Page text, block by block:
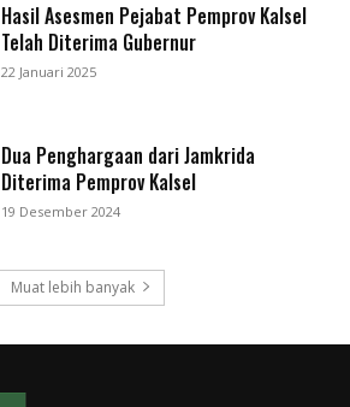
Hasil Asesmen Pejabat Pemprov Kalsel
Telah Diterima Gubernur
22 Januari 2025
Dua Penghargaan dari Jamkrida
Diterima Pemprov Kalsel
19 Desember 2024
Muat lebih banyak